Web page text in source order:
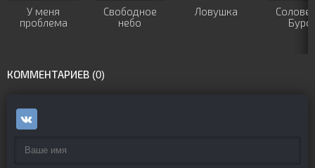
У меня
проблема
Свободное
небо
Ловушка
КОММЕНТАРИЕВ (0)